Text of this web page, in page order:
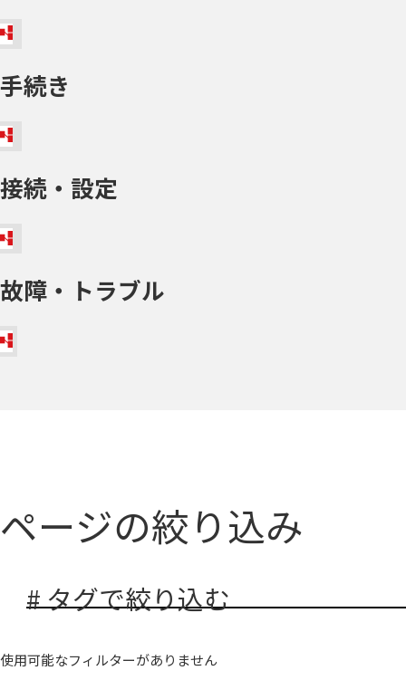
手続き
接続・設定
故障・トラブル
ページの絞り込み
# タグで絞り込む
使用可能なフィルターがありません